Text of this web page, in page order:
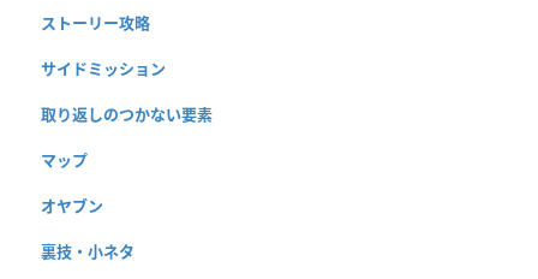
ストーリー攻略
サイドミッション
取り返しのつかない要素
マップ
オヤブン
裏技・小ネタ